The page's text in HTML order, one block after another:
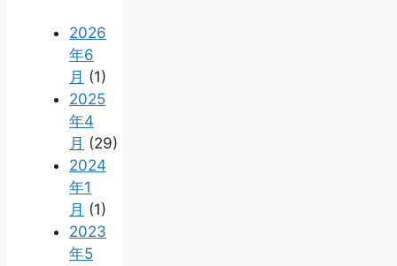
2026
年6
月 (1)
2025
年4
月 (29)
2024
年1
月 (1)
2023
年5